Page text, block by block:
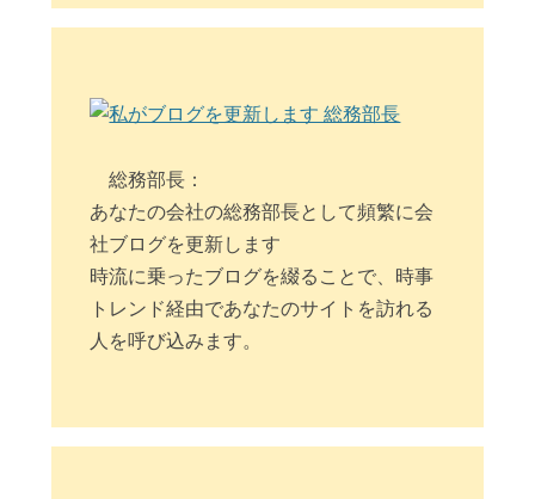
総務部長：
あなたの会社の総務部長として頻繁に会
社ブログを更新します
時流に乗ったブログを綴ることで、時事
トレンド経由であなたのサイトを訪れる
人を呼び込みます。